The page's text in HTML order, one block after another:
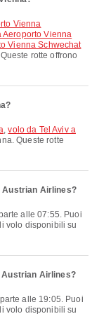
Aeroporto Vienna
Vienna Schwechat
rotte offrono
,volo da Tel Aviv a
Queste rotte
Austrian Airlines?
volo disponibili su
Austrian Airlines?
volo disponibili su